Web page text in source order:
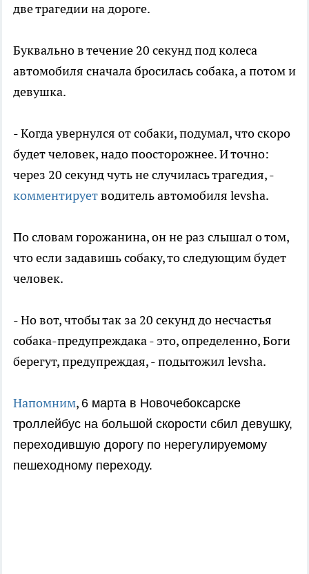
две трагедии на дороге.
Буквально в течение 20 секунд под колеса
автомобиля сначала бросилась собака, а потом и
девушка.
- Когда увернулся от собаки, подумал, что скоро
будет человек, надо поосторожнее. И точно:
через 20 секунд чуть не случилась трагедия, -
комментируетводитель автомобиля levsha.
По словам горожанина, он не раз слышал о том,
что если задавишь собаку, то следующим будет
человек.
- Но вот, чтобы так за 20 секунд до несчастья
собака-предупреждака - это, определенно, Боги
берегут, предупреждая, - подытожил levsha.
Напомним, 6 марта в Новочебоксарске
троллейбус на большой скорости сбил девушку,
переходившую дорогу по нерегулируемому
пешеходному переходу.